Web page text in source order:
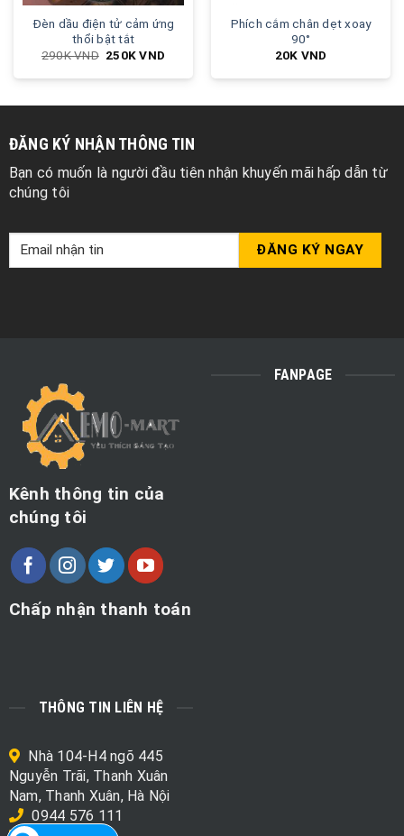
Đèn dầu điện tử cảm ứng
thổi bật tắt
290KVND 250KVND
Phích cắm chân dẹt xoay
90°
20K VND
ĐĂNG KÝ NHẬN THÔNG TIN
Bạn có muốn là người đầu tiên nhận khuyến mãi hấp dẫn từ
chúng tôi
Kênh thông tin của
chúng tôi
Chấp nhận thanh toán
FANPAGE
THÔNG TIN LIÊN HỆ
Nhà 104-H4 ngõ 445
Nguyễn Trãi, Thanh Xuân
Nam, Thanh Xuân, Hà Nội
0944 576 111